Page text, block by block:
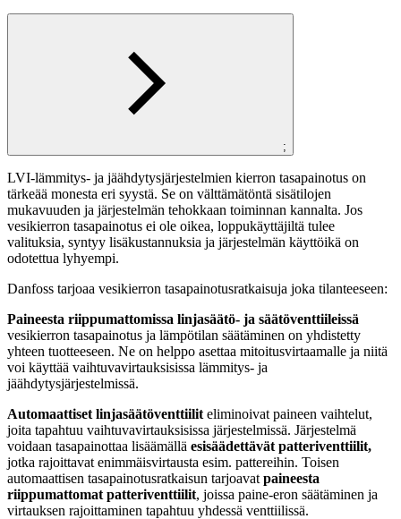
;
LVI-lämmitys- ja jäähdytysjärjestelmien kierron tasapainotus on
tärkeää monesta eri syystä. Se on välttämätöntä sisätilojen
mukavuuden ja järjestelmän tehokkaan toiminnan kannalta. Jos
vesikierron tasapainotus ei ole oikea, loppukäyttäjiltä tulee
valituksia, syntyy lisäkustannuksia ja järjestelmän käyttöikä on
odotettua lyhyempi.
Danfoss tarjoaa vesikierron tasapainotusratkaisuja joka tilanteeseen:
Paineesta riippumattomissa linjasäätö- ja säätöventtiileissä
vesikierron tasapainotus ja lämpötilan säätäminen on yhdistetty
yhteen tuotteeseen. Ne on helppo asettaa mitoitusvirtaamalle ja niitä
voi käyttää vaihtuvavirtauksisissa lämmitys- ja
jäähdytysjärjestelmissä.
Automaattiset linjasäätöventtiilit eliminoivat paineen vaihtelut,
joita tapahtuu vaihtuvavirtauksisissa järjestelmissä. Järjestelmä
voidaan tasapainottaa lisäämällä esisäädettävät patteriventtiilit,
jotka rajoittavat enimmäisvirtausta esim. pattereihin. Toisen
automaattisen tasapainotusratkaisun tarjoavat paineesta
riippumattomat patteriventtiilit, joissa paine-eron säätäminen ja
virtauksen rajoittaminen tapahtuu yhdessä venttiilissä.